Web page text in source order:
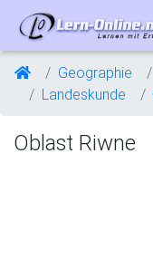
Geographie
Landeskunde
Oblast Riwne